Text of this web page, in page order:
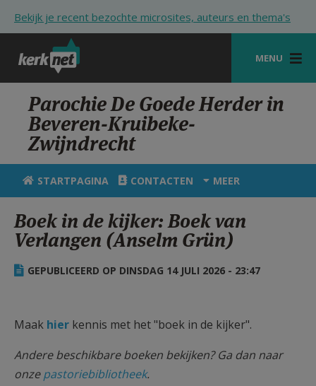
Bekijk je recent bezochte microsites, auteurs en thema's
MENU
STARTPAGINA
KERK
VIERINGEN
SHOP
ZOEKEN
HULP
STARTPAGINA PORTAAL
AANMELDEN OF REGISTREREN
Parochie De Goede Herder in
Beveren-Kruibeke-
Zwijndrecht
STARTPAGINA CONTACTEN MEER
Boek in de kijker: Boek van
Verlangen (Anselm Grün)
GEPUBLICEERD OP DINSDAG 14 JULI 2026 - 23:47
Maak hier kennis met het "boek in de kijker".
Andere beschikbare boeken bekijken? Ga dan naar
onzepastoriebibliotheek.